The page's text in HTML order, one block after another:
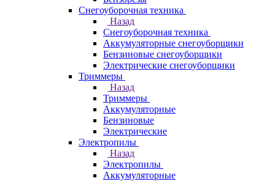
Снегоуборочная техника
Назад
Снегоуборочная техника
Аккумуляторные снегоуборщики
Бензиновые снегоуборщики
Электрические снегоуборщики
Триммеры
Назад
Триммеры
Аккумуляторные
Бензиновые
Электрические
Электропилы
Назад
Электропилы
Аккумуляторные